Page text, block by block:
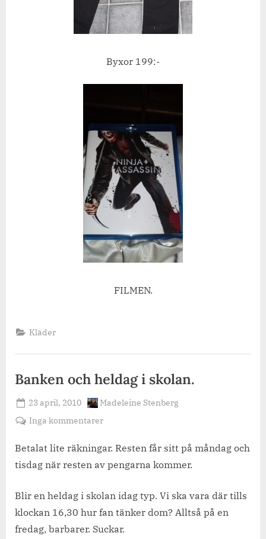
Byxor 199:-
FILMEN.
Kläder
Banken och heldag i skolan.
Posted
on
23 april, 2010 By
Madeleine Stenberg
Inga kommentarertill
och
heldag
Betalat lite räkningar. Resten får sitt på måndag och
tisdag när resten av pengarna kommer.
Blir en heldag i skolan idag typ. Vi ska vara där tills
klockan 16,30 hur fan tänker dom? Alltså på en
fredag, barbarer. Suckar.